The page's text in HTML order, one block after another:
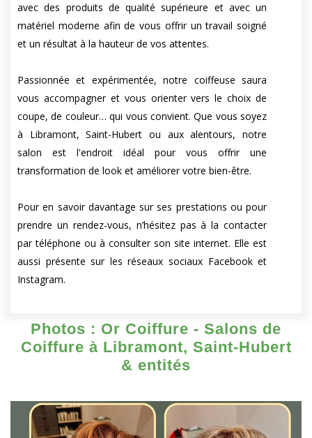
avec des produits de qualité supérieure et avec un
matériel moderne afin de vous offrir un travail soigné
et un résultat à la hauteur de vos attentes.
Passionnée et expérimentée, notre coiffeuse saura
vous accompagner et vous orienter vers le choix de
coupe, de couleur… qui vous convient. Que vous soyez
à Libramont, Saint-Hubert ou aux alentours, notre
salon est l'endroit idéal pour vous offrir une
transformation de look et améliorer votre bien-être.
Pour en savoir davantage sur ses prestations ou pour
prendre un rendez-vous, n’hésitez pas à la contacter
par téléphone ou à consulter son site internet. Elle est
aussi présente sur les réseaux sociaux Facebook et
Instagram.
Photos : Or Coiffure - Salons de
Coiffure à Libramont, Saint-Hubert
& entités